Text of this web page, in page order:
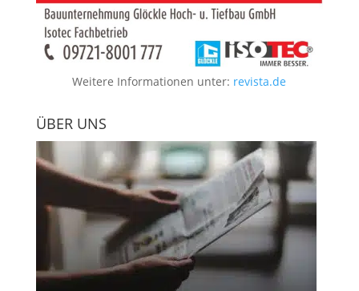
Weitere Informationen unter: revista.de
ÜBER UNS